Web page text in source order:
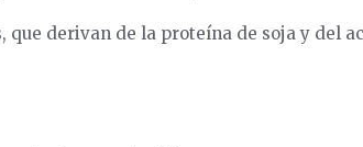
derivan de la proteína de soja y del